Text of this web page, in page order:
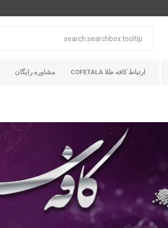
ارتباط کافه طلا COFETALA مشاوره رایگان